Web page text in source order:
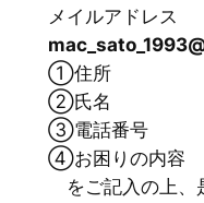
メイルアドレス
①住所
②氏名
③電話番号
④お困りの内容
をご記入の上、